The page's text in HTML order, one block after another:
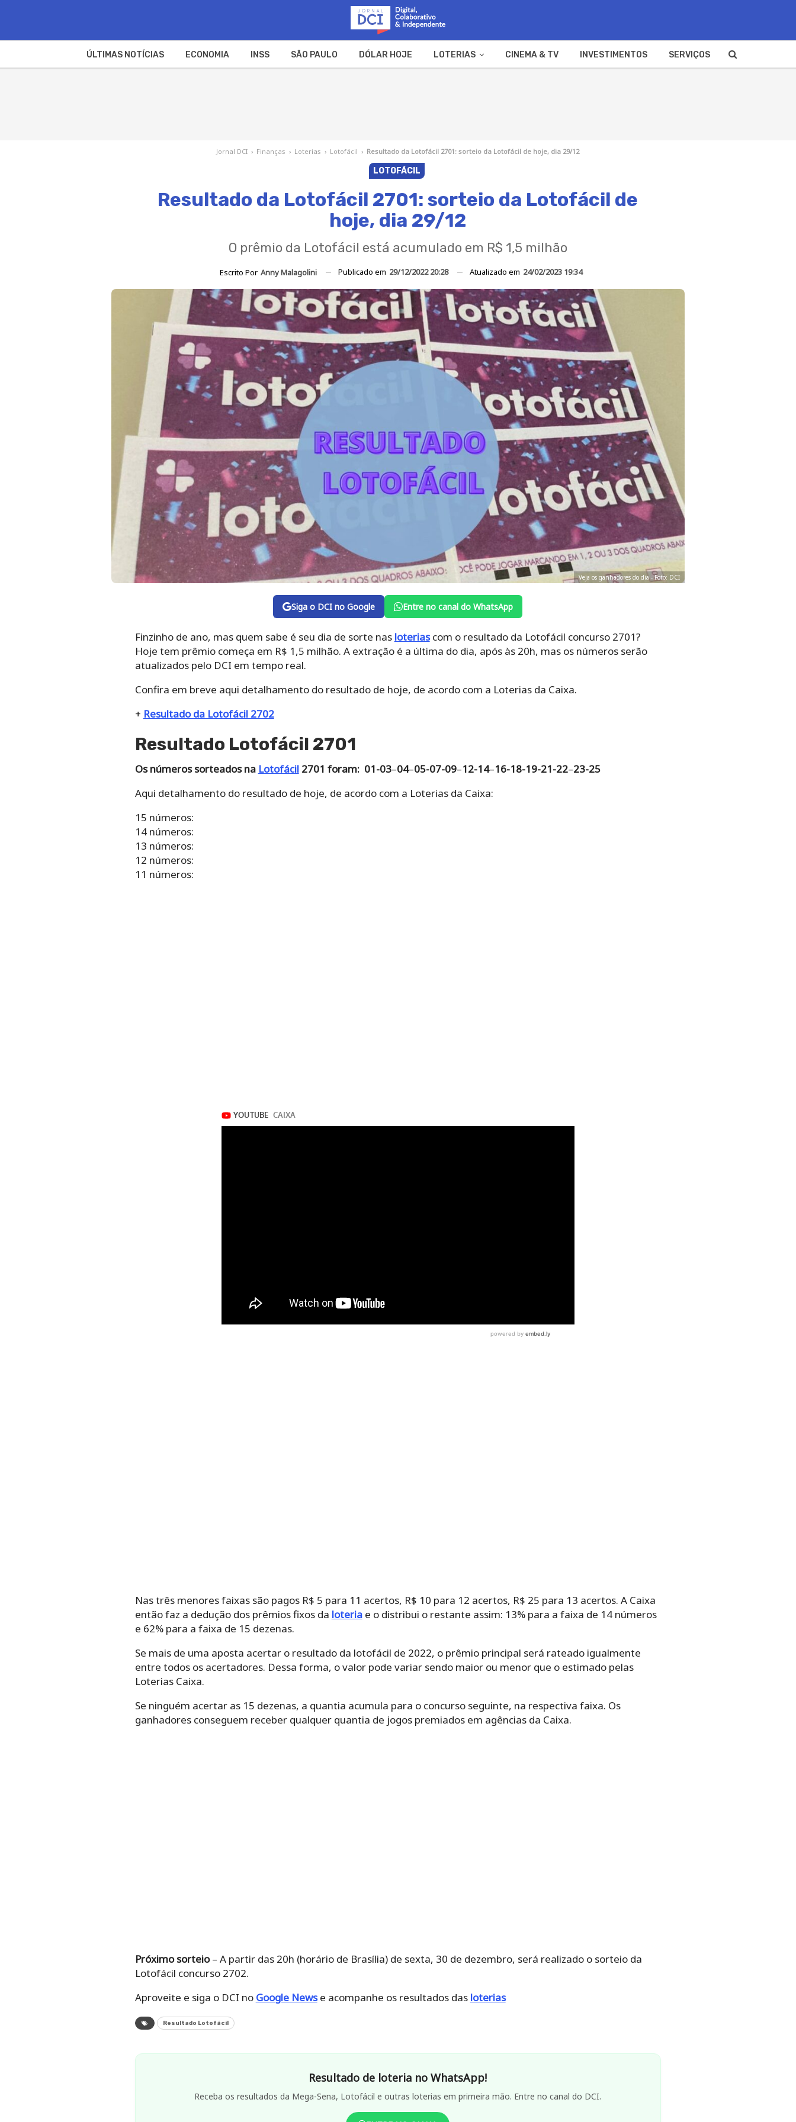
ÚLTIMAS NOTÍCIAS ECONOMIA INSS SÃO PAULO DÓLAR HOJE LOTERIAS CINEMA & TV INVESTIMENTOS SERVIÇOS
Jornal DCI › Finanças › Loterias › Lotofácil › Resultado da Lotofácil 2701: sorteio da Lotofácil de hoje, dia 29/12
LOTOFÁCIL
Resultado da Lotofácil 2701: sorteio da Lotofácil de
hoje, dia 29/12
O prêmio da Lotofácil está acumulado em R$ 1,5 milhão
Escrito Por Anny Malagolini Publicado em 29/12/2022 20:28 Atualizado em 24/02/2023 19:34
Veja os ganhadores do dia - Foto: DCI
Siga o DCI no Google Entre no canal do WhatsApp
Finzinho de ano, mas quem sabe é seu dia de sorte nas loteriascom o resultado da Lotofácil concurso 2701?
Hoje tem prêmio começa em R$ 1,5 milhão. A extração é a última do dia, após às 20h, mas os números serão
atualizados pelo DCI em tempo real.
Confira em breve aqui detalhamento do resultado de hoje, de acordo com a Loterias da Caixa.
+ Resultado da Lotofácil 2702
Resultado Lotofácil 2701
Os números sorteados na Lotofácil2701 foram: 01-03–04–05-07-09–12-14–16-18-19-21-22–23-25
Aqui detalhamento do resultado de hoje, de acordo com a Loterias da Caixa:
15 números:
14 números:
13 números:
12 números:
11 números:
Nas três menores faixas são pagos R$ 5 para 11 acertos, R$ 10 para 12 acertos, R$ 25 para 13 acertos. A Caixa
então faz a dedução dos prêmios fixos da loteriae o distribui o restante assim: 13% para a faixa de 14 números
e 62% para a faixa de 15 dezenas.
Se mais de uma aposta acertar o resultado da lotofácil de 2022, o prêmio principal será rateado igualmente
entre todos os acertadores. Dessa forma, o valor pode variar sendo maior ou menor que o estimado pelas
Loterias Caixa.
Se ninguém acertar as 15 dezenas, a quantia acumula para o concurso seguinte, na respectiva faixa. Os
ganhadores conseguem receber qualquer quantia de jogos premiados em agências da Caixa.
Próximo sorteio– A partir das 20h (horário de Brasília) de sexta, 30 de dezembro, será realizado o sorteio da
Lotofácil concurso 2702.
Aproveite e siga o DCI no Google Newse acompanhe os resultados das loterias
Resultado Lotofácil
Resultado de loteria no WhatsApp!
Receba os resultados da Mega-Sena, Lotofácil e outras loterias em primeira mão. Entre no canal do DCI.